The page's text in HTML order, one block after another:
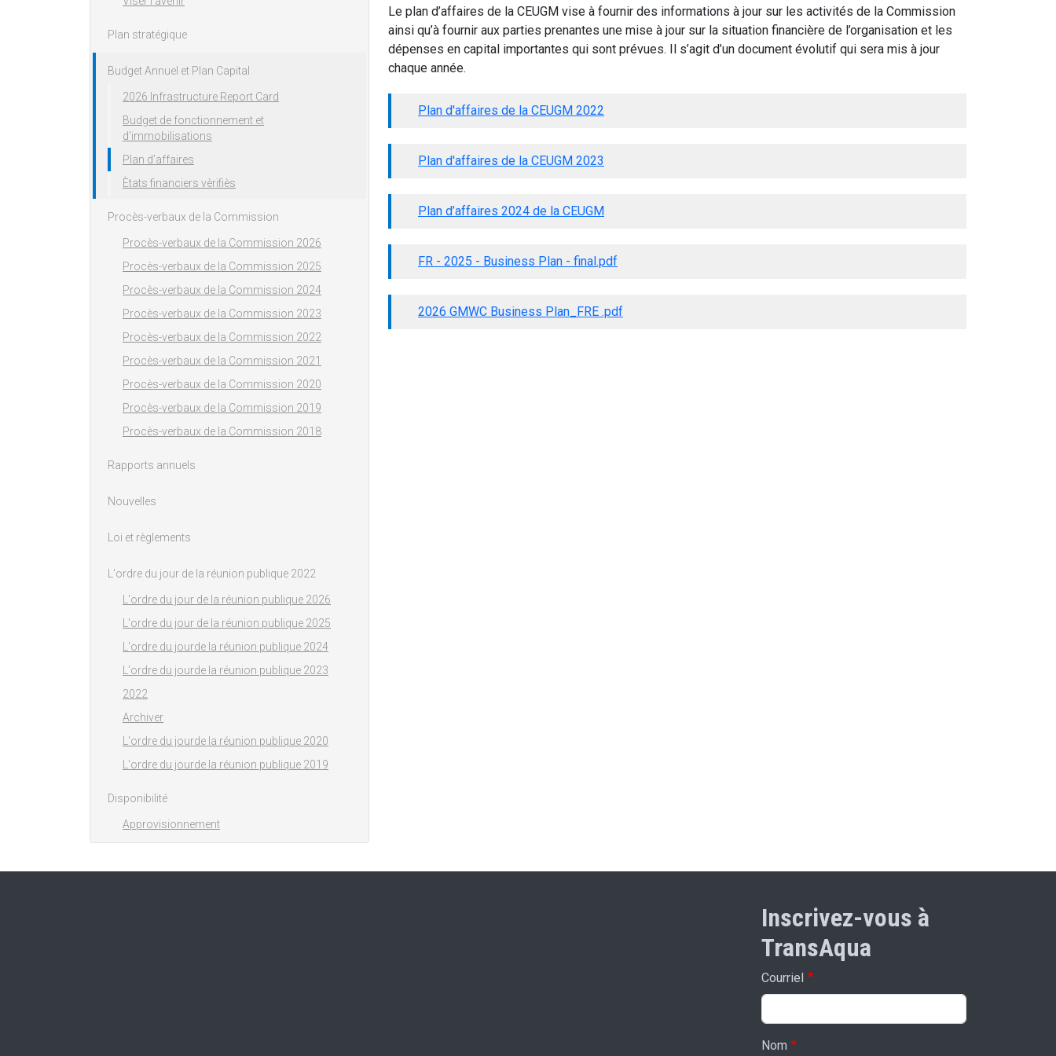
Le plan d’affaires de la CEUGM vise à fournir des informations à jour sur les activités de la Commission
ainsi qu’à fournir aux parties prenantes une mise à jour sur la situation financière de l’organisation et les
dépenses en capital importantes qui sont prévues. Il s’agit d’un document évolutif qui sera mis à jour
chaque année.
Plan d'affaires de la CEUGM 2022
Plan d'affaires de la CEUGM 2023
Plan d’affaires 2024 de la CEUGM
FR - 2025 - Business Plan - final.pdf
2026 GMWC Business Plan_FRE .pdf
Plan stratégique
Budget Annuel et Plan Capital
2026 Infrastructure Report Card
Budget de fonctionnement et
d’immobilisations
Plan d’affaires
Ètats financiers vèrifiès
Procès-verbaux de la Commission
Procès-verbaux de la Commission 2026
Procès-verbaux de la Commission 2025
Procès-verbaux de la Commission 2024
Procès-verbaux de la Commission 2023
Procès-verbaux de la Commission 2022
Procès-verbaux de la Commission 2021
Procès-verbaux de la Commission 2020
Procès-verbaux de la Commission 2019
Procès-verbaux de la Commission 2018
Rapports annuels
Nouvelles
Loi et règlements
L'ordre du jour de la réunion publique 2022
L'ordre du jour de la réunion publique 2026
L'ordre du jour de la réunion publique 2025
L'ordre du jourde la réunion publique 2024
L'ordre du jourde la réunion publique 2023
2022
Archiver
L'ordre du jourde la réunion publique 2020
L'ordre du jourde la réunion publique 2019
Disponibilité
Approvisionnement
Inscrivez-vous à
TransAqua
Courriel
Nom